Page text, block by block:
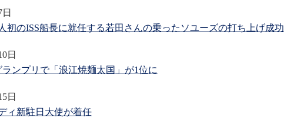
初のISS船長に就任する若田さんの乗ったソユーズの打ち上げ成功
日
ランプリで「浪江焼麺太国」が1位に
日
ィ新駐日大使が着任